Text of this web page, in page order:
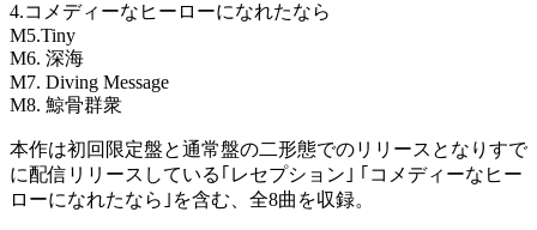
4.コメディーなヒーローになれたなら
M5.Tiny
M6. 深海
M7. Diving Message
M8. 鯨骨群衆
本作は初回限定盤と通常盤の二形態でのリリースとなりすで
に配信リリースしている｢レセプション｣ ｢コメディーなヒー
ローになれたなら｣を含む、全8曲を収録。